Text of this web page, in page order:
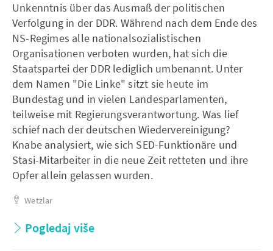
Unkenntnis über das Ausmaß der politischen
Verfolgung in der DDR. Während nach dem Ende des
NS-Regimes alle nationalsozialistischen
Organisationen verboten wurden, hat sich die
Staatspartei der DDR lediglich umbenannt. Unter
dem Namen "Die Linke" sitzt sie heute im
Bundestag und in vielen Landesparlamenten,
teilweise mit Regierungsverantwortung. Was lief
schief nach der deutschen Wiedervereinigung?
Knabe analysiert, wie sich SED-Funktionäre und
Stasi-Mitarbeiter in die neue Zeit retteten und ihre
Opfer allein gelassen wurden.
Wetzlar
Pogledaj više